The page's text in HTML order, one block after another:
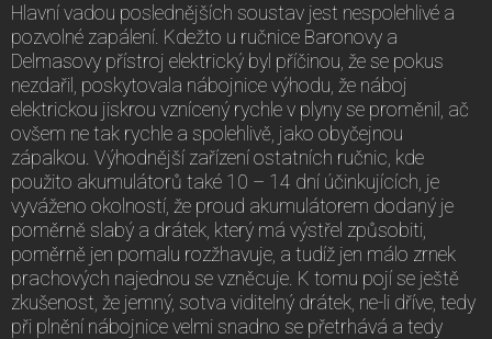
Hlavní vadou poslednějších soustav jest nespolehlivé a
pozvolné zapálení. Kdežto u ručnice Baronovy a
Delmasovy přístroj elektrický byl příčinou, že se pokus
nezdařil, poskytovala nábojnice výhodu, že náboj
elektrickou jiskrou vznícený rychle v plyny se proměnil, ač
ovšem ne tak rychle a spolehlivě, jako obyčejnou
zápalkou. Výhodnější zařízení ostatních ručnic, kde
použito akumulátorů také 10 – 14 dní účinkujících, je
vyváženo okolností, že proud akumulátorem dodaný je
poměrně slabý a drátek, který má výstřel způsobiti,
poměrně jen pomalu rozžhavuje, a tudíž jen málo zrnek
prachových najednou se vzněcuje. K tomu pojí se ještě
zkušenost, že jemný, sotva viditelný drátek, ne-li dříve, tedy
při plnění nábojnice velmi snadno se přetrhává a tedy